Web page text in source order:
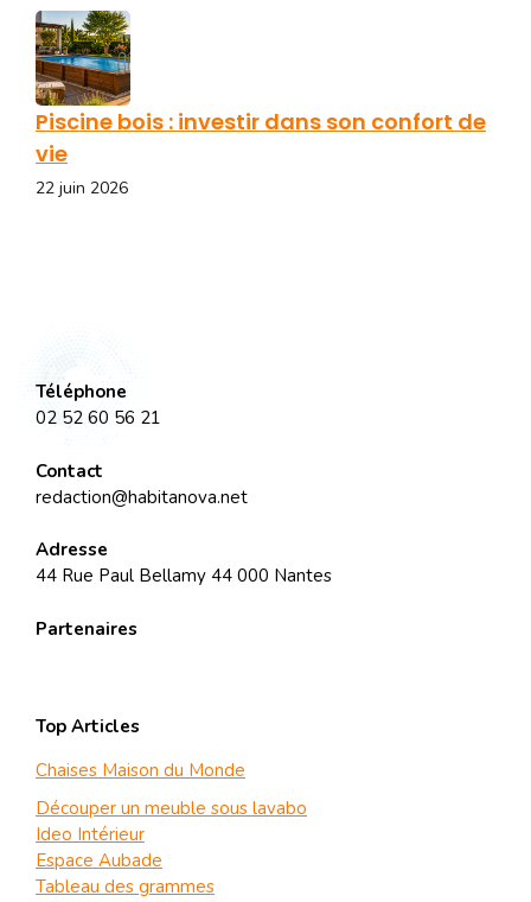
Piscine bois : investir dans son confort de
vie
22 juin 2026
Téléphone
02 52 60 56 21
Contact
redaction@habitanova.net
Adresse
44 Rue Paul Bellamy 44 000 Nantes
Partenaires
Top Articles
Chaises Maison du Monde
Découper un meuble sous lavabo
Ideo Intérieur
Espace Aubade
Tableau des grammes